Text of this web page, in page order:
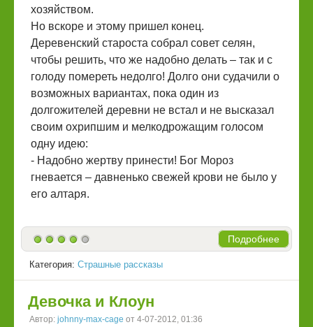
хозяйством.
Но вскоре и этому пришел конец.
Деревенский староста собрал совет селян,
чтобы решить, что же надобно делать – так и с
голоду помереть недолго! Долго они судачили о
возможных вариантах, пока один из
долгожителей деревни не встал и не высказал
своим охрипшим и мелкодрожащим голосом
одну идею:
- Надобно жертву принести! Бог Мороз
гневается – давненько свежей крови не было у
его алтаря.
Подробнее
Категория: Страшные рассказы
Девочка и Клоун
Автор: johnny-max-cage от 4-07-2012, 01:36